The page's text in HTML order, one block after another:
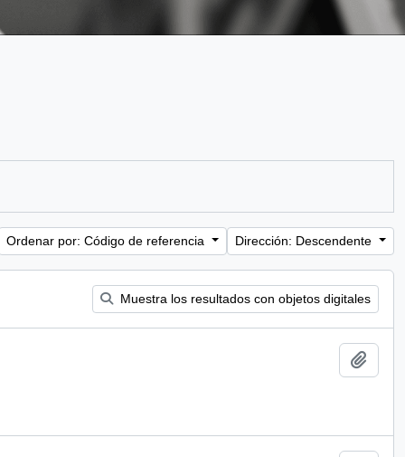
Ordenar por: Código de referencia Dirección: Descendente
Muestra los resultados con objetos digitales